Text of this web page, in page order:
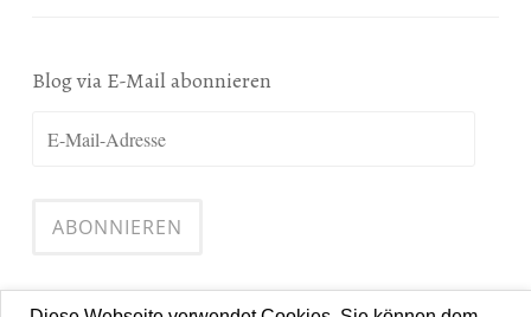
Blog via E-Mail abonnieren
E-
ABONNIEREN